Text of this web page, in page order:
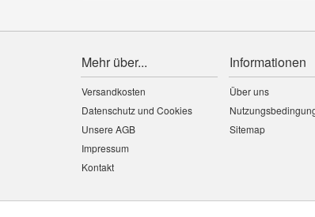
Mehr über...
Versandkosten
Datenschutz und Cookies
Unsere AGB
Impressum
Kontakt
Informationen
Über uns
Sitemap